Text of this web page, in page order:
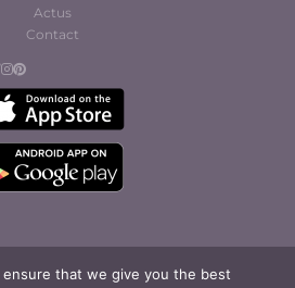
ensure that we give you the best
Actus
Contact